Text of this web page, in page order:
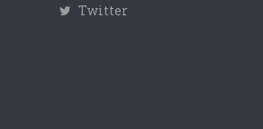
Twitter